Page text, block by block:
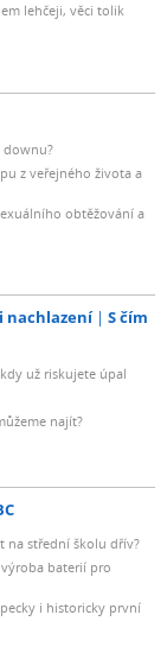
lehčeji, věci tolik
downu?
z veřejného života a
obtěžování a
nachlazení
S čím
už riskujete úpal
najít?
na střední školu dřív?
baterií pro
i historicky první